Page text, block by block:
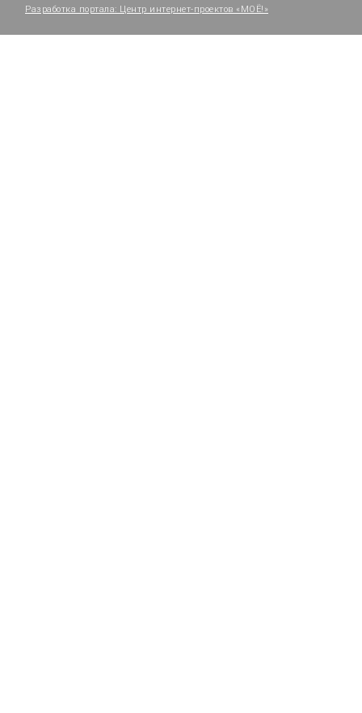
Разработка портала: Центр интернет-проектов «МОЁ!»